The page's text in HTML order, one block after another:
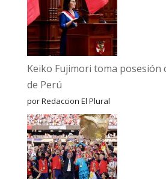
Keiko Fujimori toma posesión
de Perú
por Redaccion El Plural